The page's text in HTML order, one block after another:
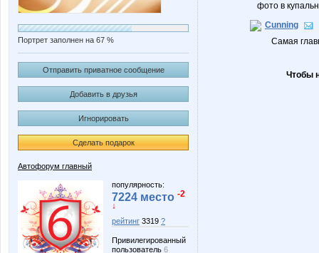
Портрет заполнен на 67 %
Отправить приватное сообщение
Добавить в друзья
Игнорировать
Сделать подарок
Автофорум главный
популярность:
7224 место -2
↓
рейтинг 3319 ?
Привилегированный
пользователь 6
фото в
Cunning
Самая
Чтобы